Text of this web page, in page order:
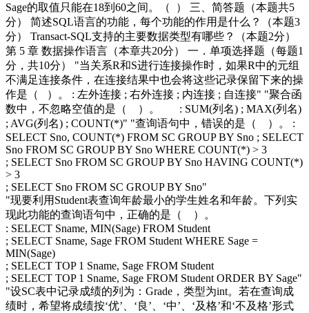
Sage的取值只能在18到60之间。（ ） 三、简答题（本题共5
分） 简述SQL语言的功能，每个功能的作用是什么？（本题3
分） Transact-SQL支持的主要数据类型有哪些？（本题2分）
第 5 章 数据操作语言（本章共20分） 一．单项选择题（每题1
分，共10分） "当关系R和S进行连接操作时，如果R中的元组
不满足连接条件，在连接结果中也会将这些记录保留下来的操
作是（ ）。 : 左外连接 ; 右外连接 ; 内连接 ; 自连接" "聚合函
数中，不忽略空值的是（ ）。 : SUM(列名) ; MAX(列名)
; AVG(列名) ; COUNT(*)" "查询语句中，错误的是（ ）。 :
SELECT Sno, COUNT(*) FROM SC GROUP BY Sno ; SELECT
Sno FROM SC GROUP BY Sno WHERE COUNT(*) > 3
; SELECT Sno FROM SC GROUP BY Sno HAVING COUNT(*)
> 3
; SELECT Sno FROM SC GROUP BY Sno"
"现要利用Student表查询年龄最小的学生姓名和年龄。下列实
现此功能的查询语句中，正确的是（ ）。
: SELECT Sname, MIN(Sage) FROM Student
; SELECT Sname, Sage FROM Student WHERE Sage =
MIN(Sage)
; SELECT TOP 1 Sname, Sage FROM Student
; SELECT TOP 1 Sname, Sage FROM Student ORDER BY Sage"
"设SC表中记录成绩的列为：Grade，类型为int。若在查询成
绩时，希望将成绩按‘优’、‘良’、‘中’、‘及格’和‘不及格’形式